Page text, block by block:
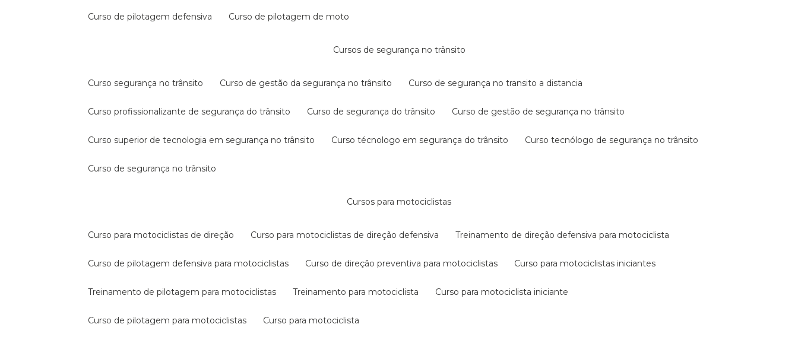
curso de pilotagem defensiva curso de pilotagem de moto
cursos de segurança no trânsito
curso segurança no trânsito curso de gestão da segurança no trânsito curso de segurança no transito a distancia
curso profissionalizante de segurança do trânsito curso de segurança do trânsito curso de gestão de segurança no trânsito
curso superior de tecnologia em segurança no trânsito curso técnologo em segurança do trânsito curso tecnólogo de segurança no trânsito
curso de segurança no trânsito
cursos para motociclistas
curso para motociclistas de direção curso para motociclistas de direção defensiva treinamento de direção defensiva para motociclista
curso de pilotagem defensiva para motociclistas curso de direção preventiva para motociclistas curso para motociclistas iniciantes
treinamento de pilotagem para motociclistas treinamento para motociclista curso para motociclista iniciante
curso de pilotagem para motociclistas curso para motociclista